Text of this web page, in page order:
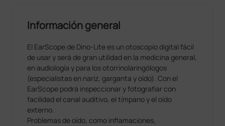
Información general
El EarScope de Dino-Lite es un otoscopio digital fácil
de usar y será de gran utilidad en la medicina general,
en audiología y para los otorrinolaringólogos
(especialistas en nariz, garganta y oído). Con el
EarScope podrá inspeccionar y fotografiar con
facilidad el canal auditivo, el tímpano y el oído
externo.
Problemas de oído, como inflamaciones,